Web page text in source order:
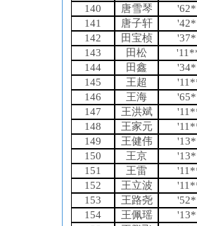
140
唐雪琴
141
唐子轩
142
田宝桢
143
田松
144
田鑫
145
王超
146
王海
147
王洪斌
148
王家元
149
王健伟
150
王京
151
王雷
152
王立波
153
王路尧
154
王佩瑶